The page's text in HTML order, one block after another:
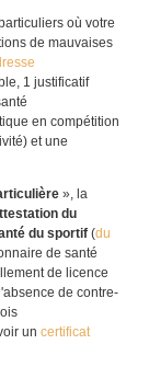
où votre
de mauvaises
1 justificatif
en compétition
et une
», la
du
du sportif (du
de santé
de licence
de contre-
un certificat